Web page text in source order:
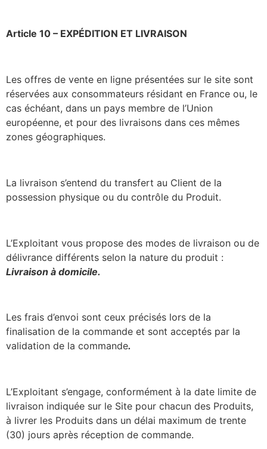
Article 10 – EXPÉDITION ET LIVRAISON
Les offres de vente en ligne présentées sur le site sont
réservées aux consommateurs résidant en France ou, le
cas échéant, dans un pays membre de l’Union
européenne, et pour des livraisons dans ces mêmes
zones géographiques.
La livraison s’entend du transfert au Client de la
possession physique ou du contrôle du Produit.
L’Exploitant vous propose des modes de livraison ou de
délivrance différents selon la nature du produit :
Livraison à domicile.
Les frais d’envoi sont ceux précisés lors de la
finalisation de la commande et sont acceptés par la
validation de la commande.
L’Exploitant s’engage, conformément à la date limite de
livraison indiquée sur le Site pour chacun des Produits,
à livrer les Produits dans un délai maximum de trente
(30) jours après réception de commande.